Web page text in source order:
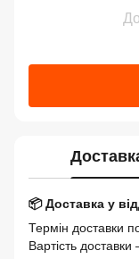
📦 Доставка у
Термін доставки
Вартість